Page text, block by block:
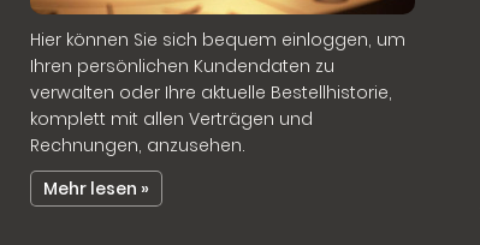
Hier können Sie sich bequem einloggen, um
Ihren persönlichen Kundendaten zu
verwalten oder Ihre aktuelle Bestellhistorie,
komplett mit allen Verträgen und
Rechnungen, anzusehen.
Mehr lesen »